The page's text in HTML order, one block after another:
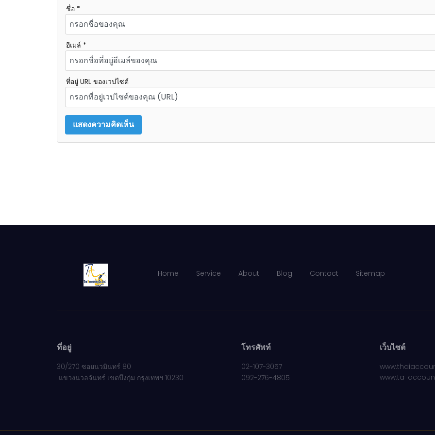
ชื่อ *
อีเมล์ *
ที่อยู่ URL ของเวปไซต์
Home Service About Blog Contact Sitemap
ที่อยู่
30/270 ซอยนวมินทร์ 80
แขวงนวลจันทร์ เขตบึงกุ่ม กรุงเทพฯ 10230
โทรศัพท์
02-107-3057
092-276-4805
เว็บไซต์
www.ta-